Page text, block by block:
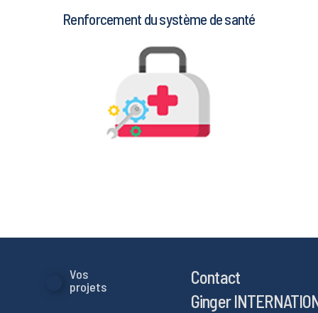
Renforcement du système de santé
Vos
projets
Contact
Ginger